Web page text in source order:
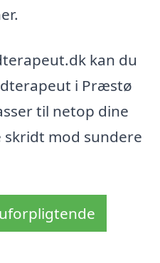
kan du
i Præstø
til netop dine
skridt mod sundere